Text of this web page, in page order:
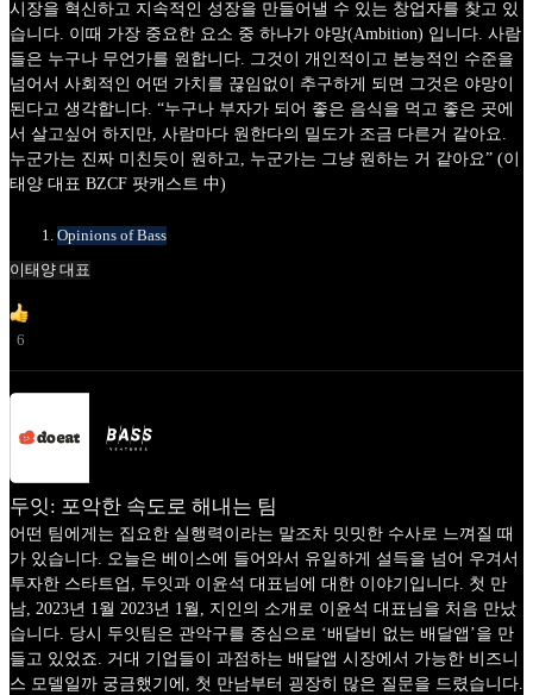
시장을 혁신하고 지속적인 성장을 만들어낼 수 있는 창업자를 찾고 있
습니다. 이때 가장 중요한 요소 중 하나가 야망(Ambition) 입니다. 사람
들은 누구나 무언가를 원합니다. 그것이 개인적이고 본능적인 수준을
넘어서 사회적인 어떤 가치를 끊임없이 추구하게 되면 그것은 야망이
된다고 생각합니다. “누구나 부자가 되어 좋은 음식을 먹고 좋은 곳에
서 살고싶어 하지만, 사람마다 원한다의 밀도가 조금 다른거 같아요.
누군가는 진짜 미친듯이 원하고, 누군가는 그냥 원하는 거 같아요” (이
태양 대표 BZCF 팟캐스트 中)
Opinions of Bass
이태양 대표
6
두잇: 포악한 속도로 해내는 팀
어떤 팀에게는 집요한 실행력이라는 말조차 밋밋한 수사로 느껴질 때
가 있습니다. 오늘은 베이스에 들어와서 유일하게 설득을 넘어 우겨서
투자한 스타트업, 두잇과 이윤석 대표님에 대한 이야기입니다. 첫 만
남, 2023년 1월 2023년 1월, 지인의 소개로 이윤석 대표님을 처음 만났
습니다. 당시 두잇팀은 관악구를 중심으로 ‘배달비 없는 배달앱’을 만
들고 있었죠. 거대 기업들이 과점하는 배달앱 시장에서 가능한 비즈니
스 모델일까 궁금했기에, 첫 만남부터 굉장히 많은 질문을 드렸습니다.